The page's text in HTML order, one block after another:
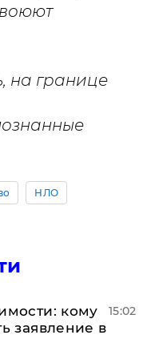
на границе
НЛО
кому
заявление в
15:02